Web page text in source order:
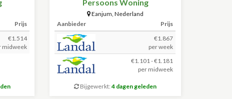
Prijs
€1.514
midweek
Persoons Woning
Eanjum,Nederland
Aanbieder
Prijs
€1.867
per week
€1.101 - €1.181
per midweek
Bijgewerkt:4 dagen geleden